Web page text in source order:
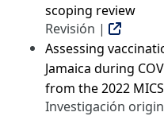
scoping review
Revisión |
Assessing
Jamaica during
from the 2022 MICS
Investigación